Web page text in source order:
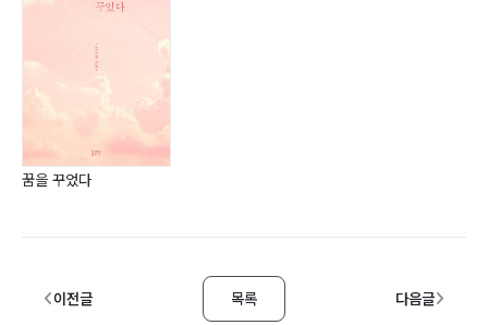
꿈을 꾸었다
이전글 목록 다음글